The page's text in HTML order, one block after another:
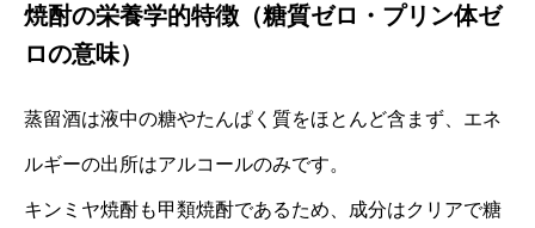
焼酎の栄養学的特徴（糖質ゼロ・プリン体ゼ
ロの意味）
蒸留酒は液中の糖やたんぱく質をほとんど含まず、エネ
ルギーの出所はアルコールのみです。
キンミヤ焼酎も甲類焼酎であるため、成分はクリアで糖